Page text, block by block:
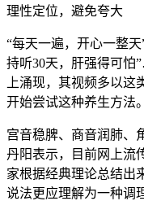
理性定位，避免夸大
“每天一遍，开心一整
持听30天，肝强得可
上涌现，其视频多以
开始尝试这种养生方法。
宫音稳脾、商音润肺
丹阳表示，目前网上流
家根据经典理论总结出
说法更应理解为一种调